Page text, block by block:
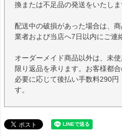
換または不足品の発送をいたしま
配送中の破損があった場合は、
業者および当店へ7日以内にご連
オーダーメイド商品以外は、未
限り返品を承ります。お客様都
必要に応じて後払い手数料290円
す。